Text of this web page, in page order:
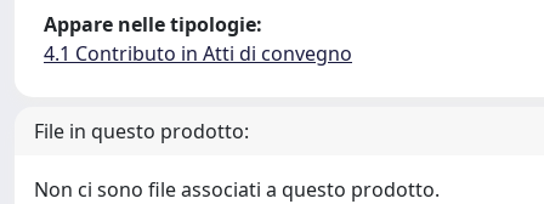
Appare nelle tipologie:
4.1 Contributo in Atti di convegno
File in questo prodotto:
Non ci sono file associati a questo prodotto.